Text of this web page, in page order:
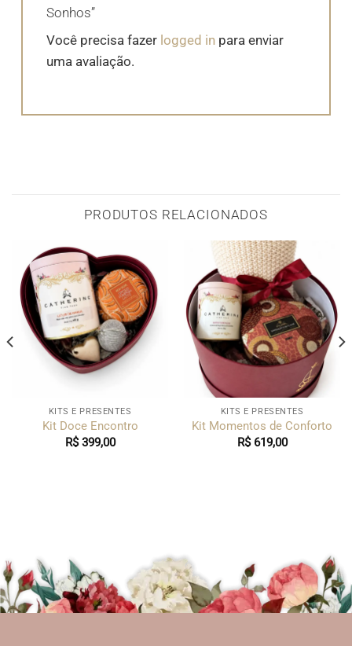
Sonhos”
Você precisa fazer logged in para enviar
uma avaliação.
PRODUTOS RELACIONADOS
KITS E PRESENTES
Kit Doce Encontro
R$399,00
KITS E PRESENTES
Kit Momentos de Conforto
R$619,00